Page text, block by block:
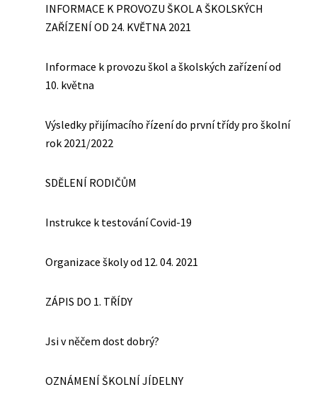
INFORMACE K PROVOZU ŠKOL A ŠKOLSKÝCH
ZAŘÍZENÍ OD 24. KVĚTNA 2021
Informace k provozu škol a školských zařízení od
10. května
Výsledky přijímacího řízení do první třídy pro školní
rok 2021/2022
SDĚLENÍ RODIČŮM
Instrukce k testování Covid-19
Organizace školy od 12. 04. 2021
ZÁPIS DO 1. TŘÍDY
Jsi v něčem dost dobrý?
OZNÁMENÍ ŠKOLNÍ JÍDELNY